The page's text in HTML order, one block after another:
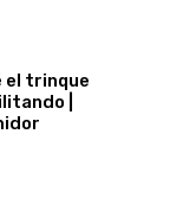
el trinque
|